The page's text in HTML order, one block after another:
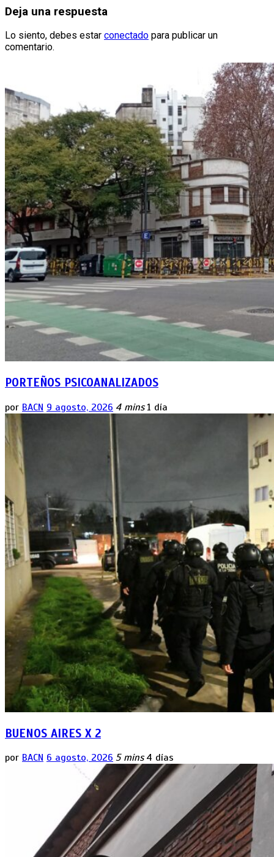
entradas
Deja una respuesta
Lo siento, debes estar conectado para publicar un
comentario.
PORTEÑOS PSICOANALIZADOS
por BACN 9 agosto, 2026 4 mins 1 día
BUENOS AIRES X 2
por BACN 6 agosto, 2026 5 mins 4 días